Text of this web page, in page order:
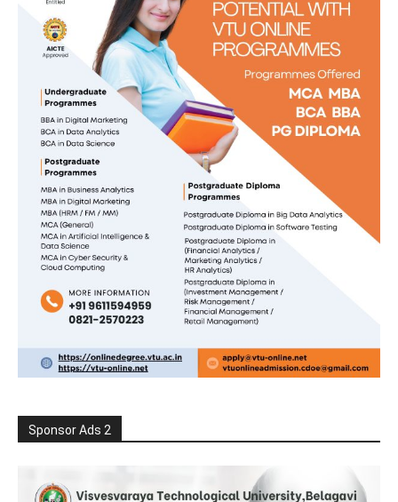
Sponsor Ads 2